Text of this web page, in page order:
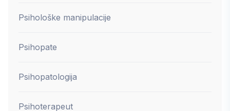
Psihološke manipulacije
Psihopate
Psihopatologija
Psihoterapeut